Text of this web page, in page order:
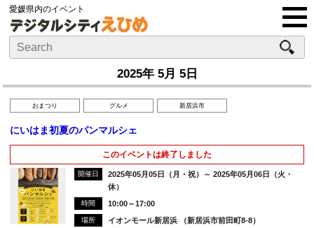
愛媛県内のイベント
2025年 5月 5日
おまつり グルメ 新居浜市
にいはま初夏のパンマルシェ
このイベントは終了しました
開催日
2025年05月05日（月・祝）～ 2025年05月06日（火・
休）
時間 10:00～17:00
場所 イオンモール新居浜 （新居浜市前田町8-8）